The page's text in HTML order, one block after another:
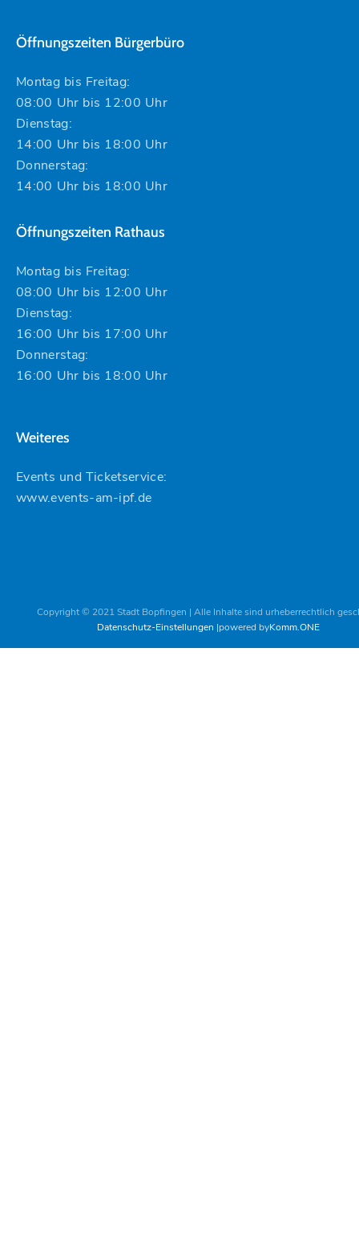
Öffnungszeiten Bürgerbüro
Montag bis Freitag:
08:00 Uhr bis 12:00 Uhr
Dienstag:
14:00 Uhr bis 18:00 Uhr
Donnerstag:
14:00 Uhr bis 18:00 Uhr
Öffnungszeiten Rathaus
Montag bis Freitag:
08:00 Uhr bis 12:00 Uhr
Dienstag:
16:00 Uhr bis 17:00 Uhr
Donnerstag:
16:00 Uhr bis 18:00 Uhr
Weiteres
Events und Ticketservice:
www.events-am-ipf.de
Copyright © 2021 Stadt Bopfingen | Alle Inhalte sind urheberrechtlich
Datenschutz-Einstellungen powered byKomm.ONE